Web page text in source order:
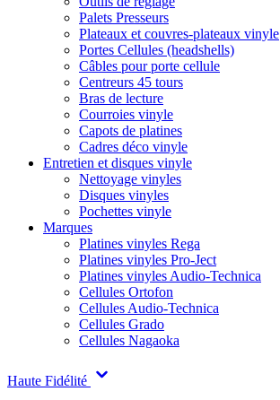
Palets Presseurs
Plateaux et couvres-plateaux vinyle
Portes Cellules (headshells)
Câbles pour porte cellule
Centreurs 45 tours
Bras de lecture
Courroies vinyle
Capots de platines
Cadres déco vinyle
Entretien et disques vinyle
Nettoyage vinyles
Disques vinyles
Pochettes vinyle
Marques
Platines vinyles Rega
Platines vinyles Pro-Ject
Platines vinyles Audio-Technica
Cellules Ortofon
Cellules Audio-Technica
Cellules Grado
Cellules Nagaoka
Haute Fidélité